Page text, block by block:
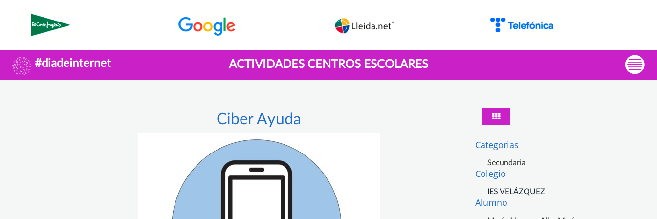
#diadeinternet ACTIVIDADES CENTROS ESCOLARES
Ciber Ayuda
Categorias
Secundaria
Colegio
IES VELÁZQUEZ
Alumno